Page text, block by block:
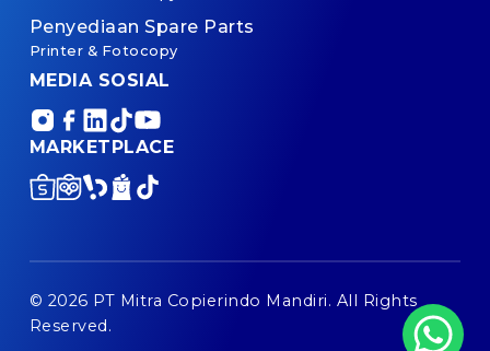
Penyediaan Spare Parts
Printer & Fotocopy
MEDIA SOSIAL
MARKETPLACE
© 2026 PT Mitra Copierindo Mandiri. All Rights
Reserved.